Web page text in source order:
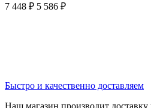
7 448 ₽ 5 586 ₽
Быстро и качественно доставляем
Наш магазин производит доставку